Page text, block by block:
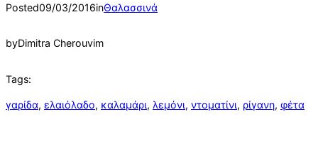
Posted09/03/2016inΘαλασσινά
byDimitra Cherouvim
Tags:
γαρίδα, ελαιόλαδο, καλαμάρι, λεμόνι, ντοματίνι, ρίγανη, φέτα